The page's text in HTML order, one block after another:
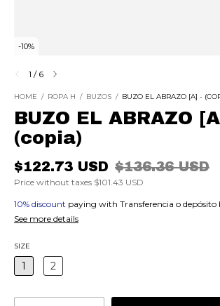
-10%
1 / 6
HOME / ROPA H / BUZOS / BUZO EL ABRAZO [A] -
BUZO EL ABRAZO
(copia)
$122.73 USD $136.36 USD
Price without taxes $101.43 USD
10% discount paying with Transferencia o depósito
See more details
SIZE
1 2